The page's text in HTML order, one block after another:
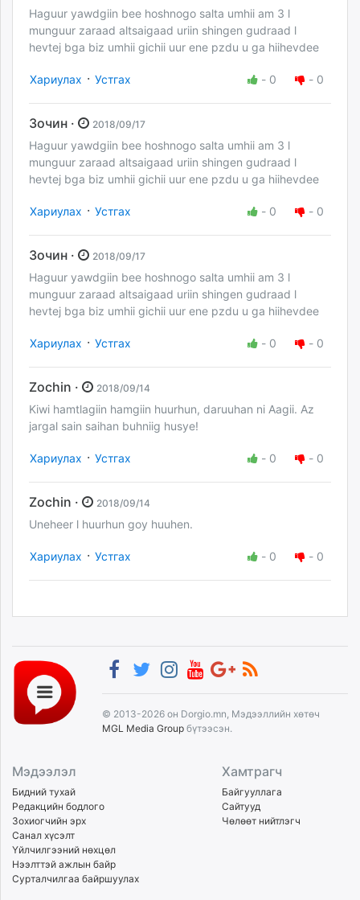
Haguur yawdgiin bee hoshnogo salta umhii am 3 l
munguur zaraad altsaigaad uriin shingen gudraad l
hevtej bga biz umhii gichii uur ene pzdu u ga hiihevdee
Хариулах · Устгах - 0 - 0
Зочин · 2018/09/17
Haguur yawdgiin bee hoshnogo salta umhii am 3 l
munguur zaraad altsaigaad uriin shingen gudraad l
hevtej bga biz umhii gichii uur ene pzdu u ga hiihevdee
Хариулах · Устгах - 0 - 0
Зочин · 2018/09/17
Haguur yawdgiin bee hoshnogo salta umhii am 3 l
munguur zaraad altsaigaad uriin shingen gudraad l
hevtej bga biz umhii gichii uur ene pzdu u ga hiihevdee
Хариулах · Устгах - 0 - 0
Zochin · 2018/09/14
Kiwi hamtlagiin hamgiin huurhun, daruuhan ni Aagii. Az
jargal sain saihan buhniig husye!
Хариулах · Устгах - 0 - 0
Zochin · 2018/09/14
Uneheer l huurhun goy huuhen.
Хариулах · Устгах - 0 - 0
© 2013-2026 он Dorgio.mn, Мэдээллийн хөтөч
MGL Media Group бүтээсэн.
Мэдээлэл
Бидний тухай
Редакцийн бодлого
Зохиогчийн эрх
Санал хүсэлт
Үйлчилгээний нөхцөл
Нээлттэй ажлын байр
Сурталчилгаа байршуулах
Хамтрагч
Байгууллага
Сайтууд
Чөлөөт нийтлэгч